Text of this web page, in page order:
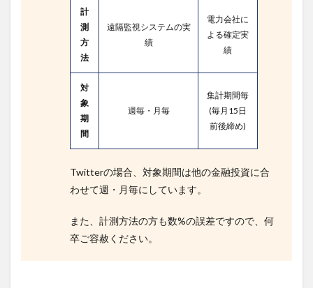
計
測
方
法
遠隔監視システムの実
績
電力会社に
よる確定実
績
対
象
期
間
週毎・月毎
集計期間毎
(毎月15日
前後締め)
Twitterの場合、対象期間は他の金融投資に合
わせて週・月毎にしています。
また、計測方法の方も数%の誤差ですので、何
卒ご容赦ください。